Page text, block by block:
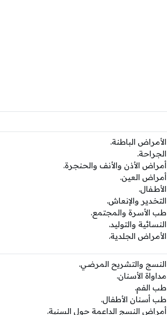
الباطنة.
الأذن والأنف والحنجرة.
العين.
والإنعاش.
الأسرة والمجتمع.
والتوليد.
الجلدية.
والتشريح المرضي.
الأسنان.
الفم.
أسنان الأطفال.
النسج الداعمة حول السنية.